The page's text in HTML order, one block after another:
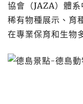
協會（JAZA）體
稀有物種展示、育
在專業保育和生物